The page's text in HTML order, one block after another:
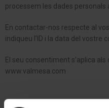
processem les dades personals
En contactar-nos respecte al
indiqueu l’ID i la data del vostre
El seu consentiment s’aplica
www.valmesa.com